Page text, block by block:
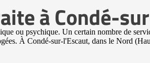
à Condé-
ou psychique. Un certain nombre de
À Condé-sur-l'Escaut, dans le Nord